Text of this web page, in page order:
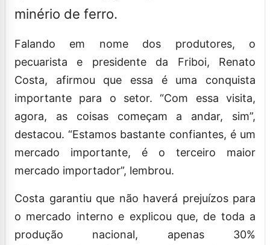
minério de ferro.
Falando em nome dos produtores, o
pecuarista e presidente da Friboi, Renato
Costa, afirmou que essa é uma conquista
importante para o setor. “Com essa visita,
agora, as coisas começam a andar, sim”,
destacou. “Estamos bastante confiantes, é um
mercado importante, é o terceiro maior
mercado importador”, lembrou.
Costa garantiu que não haverá prejuízos para
o mercado interno e explicou que, de toda a
produção nacional, apenas 30%